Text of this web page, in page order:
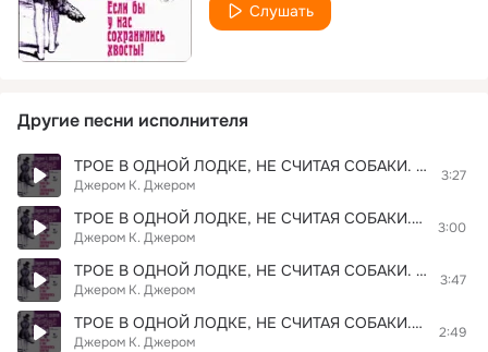
Слушать
Другие песни исполнителя
ТРОЕ В ОДНОЙ ЛОДКЕ, НЕ СЧИТАЯ СОБАКИ. Глава 03. Фрагмент 01
Джером К. Джером
3:27
ТРОЕ В ОДНОЙ ЛОДКЕ, НЕ СЧИТАЯ СОБАКИ. Глава 03. Фрагмент 02
Джером К. Джером
3:00
ТРОЕ В ОДНОЙ ЛОДКЕ, НЕ СЧИТАЯ СОБАКИ. Глава 03. Фрагмент 04
Джером К. Джером
3:47
ТРОЕ В ОДНОЙ ЛОДКЕ, НЕ СЧИТАЯ СОБАКИ. Глава 03. Фрагмент 06
Джером К. Джером
2:49